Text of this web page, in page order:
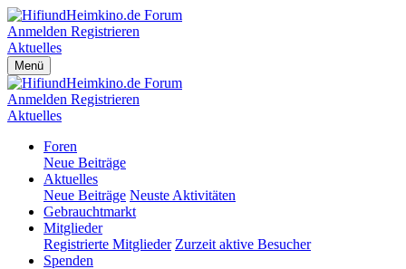
Anmelden Registrieren
Aktuelles
Menü
Anmelden Registrieren
Aktuelles
Foren
Neue Beiträge
Aktuelles
Neue Beiträge Neuste Aktivitäten
Gebrauchtmarkt
Mitglieder
Registrierte Mitglieder Zurzeit aktive Besucher
Spenden